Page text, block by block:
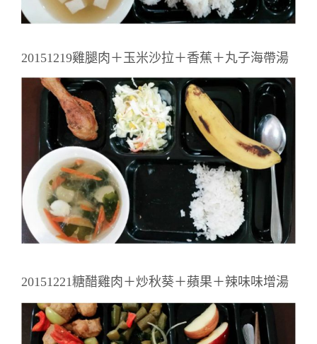
20151219雞腿肉＋玉米沙拉＋香蕉＋丸子海帶湯
20151221糖醋雞肉＋炒秋葵＋蘋果＋辣味味增湯